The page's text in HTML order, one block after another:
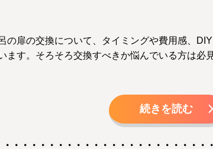
の扉の交換について、タイミングや費用感、
ます。そろそろ交換すべきか悩んでいる方は必
続きを読む